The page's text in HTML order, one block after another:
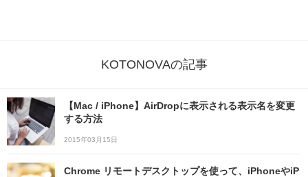
KOTONOVAの記事
【Mac / iPhone】AirDropに表示される表示名を変更
する方法
2015年03月15日
Chrome リモートデスクトップを使って、iPhoneやiP